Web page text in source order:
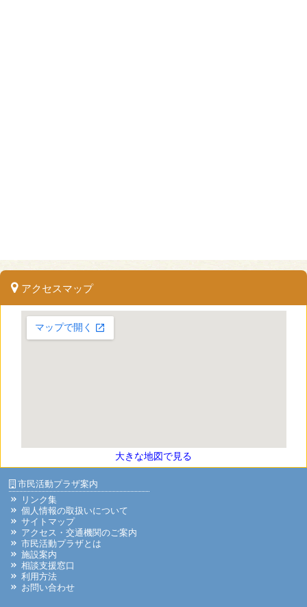
アクセスマップ
大きな地図で見る
市民活動プラザ案内
リンク集
個人情報の取扱いについて
サイトマップ
アクセス・交通機関のご案内
市民活動プラザとは
施設案内
相談支援窓口
利用方法
お問い合わせ